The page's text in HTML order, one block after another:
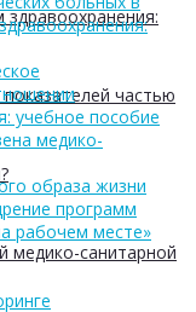
частью
медико-санитарной
учебное пособие
медико-
образа жизни
программ
рабочем месте»